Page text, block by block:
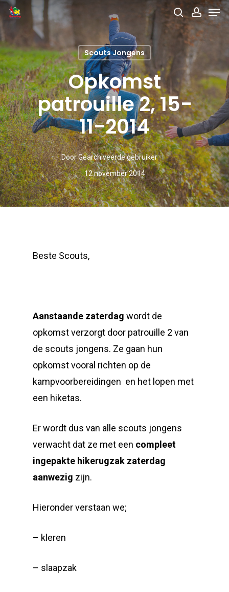
Skip
main
content
search
Scouts Jongens
Opkomst
patrouille 2, 15-
11-2014
DoorGearchiveerde gebruiker
12 november 2014
Beste Scouts,
Aanstaande zaterdag wordt de
opkomst verzorgt door patrouille 2 van
de scouts jongens. Ze gaan hun
opkomst vooral richten op de
kampvoorbereidingen en het lopen met
een hiketas.
Er wordt dus van alle scouts jongens
verwacht dat ze met een compleet
ingepakte hikerugzak zaterdag
aanwezig zijn.
Hieronder verstaan we;
– kleren
– slaapzak